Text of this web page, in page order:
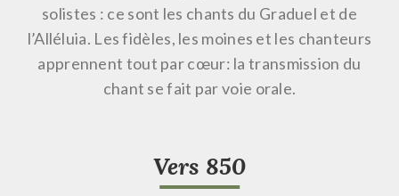
solistes : ce sont les chants du Graduel et de
l’Alléluia. Les fidèles, les moines et les chanteurs
apprennent tout par cœur: la transmission du
chant se fait par voie orale.
Vers 850